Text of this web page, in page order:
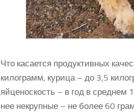
Что касается продуктивных
килограмм, курица – до 3,5
яйценоскость – в год в
нее некрупные – не более 60